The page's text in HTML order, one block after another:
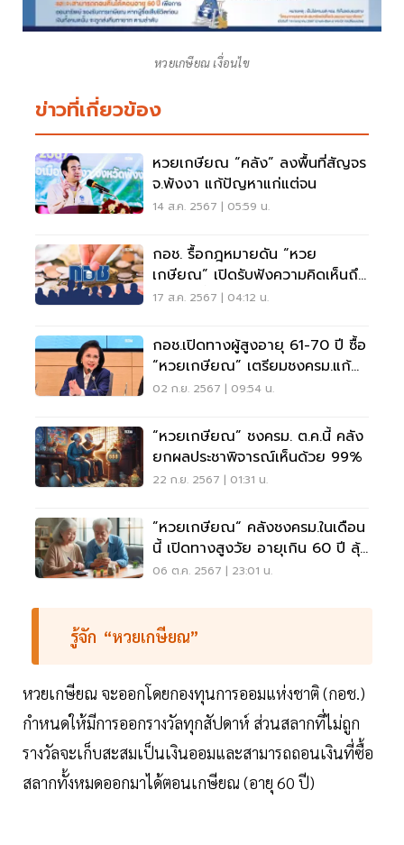
หวยเกษียณ เงื่อนไข
ข่าวที่เกี่ยวข้อง
หวยเกษียณ “คลัง” ลงพื้นที่สัญจร
จ.พังงา แก้ปัญหาแก่แต่จน
14 ส.ค. 2567 | 05:59 น.
กอช. รื้อกฎหมายดัน “หวย
เกษียณ” เปิดรับฟังความคิดเห็นถึง
30 ส.ค.นี้
17 ส.ค. 2567 | 04:12 น.
กอช.เปิดทางผู้สูงอายุ 61-70 ปี ซื้อ
“หวยเกษียณ” เตรียมชงครม.แก้
กฎหมาย
02 ก.ย. 2567 | 09:54 น.
​“หวยเกษียณ” ชงครม. ต.ค.นี้ คลัง
ยกผลประชาพิจารณ์เห็นด้วย 99%
22 ก.ย. 2567 | 01:31 น.
”หวยเกษียณ“ คลังชงครม.ในเดือน
นี้ เปิดทางสูงวัย อายุเกิน 60 ปี ลุ้น
ล้านได้
06 ต.ค. 2567 | 23:01 น.
รู้จัก “หวยเกษียณ”
หวยเกษียณ จะออกโดยกองทุนการออมแห่งชาติ (กอช.)
กำหนดให้มีการออกรางวัลทุกสัปดาห์ ส่วนสลากที่ไม่ถูก
รางวัลจะเก็บสะสมเป็นเงินออมและสามารถถอนเงินที่ซื้อ
สลากทั้งหมดออกมาได้ตอนเกษียณ (อายุ 60 ปี)